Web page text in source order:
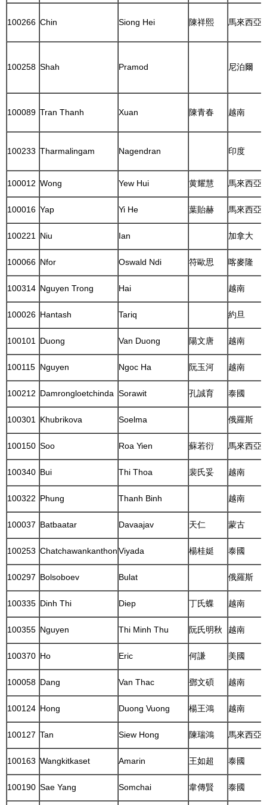
100266 Chin Siong Hei 陳祥熙 馬來西亞
100258 Shah Pramod 尼泊爾
100089 Tran Thanh Xuan 陳青春 越南
100233 Tharmalingam Nagendran 印度
100012 Wong Yew Hui 黄耀慧 馬來西亞
100016 Yap Yi He 葉貽赫 馬來西亞
100221 Niu Ian 加拿大
100066 Nfor Oswald Ndi 符歐思 喀麥隆
100314 Nguyen Trong Hai 越南
100026 Hantash Tariq 約旦
100101 Duong Van Duong 陽文唐 越南
100115 Nguyen Ngoc Ha 阮玉河 越南
100212 Damrongloetchinda Sorawit 孔誠育 泰國
100301 Khubrikova Soelma 俄羅斯
100150 Soo Roa Yien 蘇若衍 馬來西亞
100340 Bui Thi Thoa 裴氏妥 越南
100322 Phung Thanh Binh 越南
100037 Batbaatar Davaajav 天仁 蒙古
100253 ChatchawankanthonViyada 楊桂娗 泰國
100297 Bolsoboev Bulat 俄羅斯
100335 Dinh Thi Diep 丁氏蝶 越南
100355 Nguyen Thi Minh Thu 阮氏明秋 越南
100370 Ho Eric 何謙 美國
100058 Dang Van Thac 鄧文碩 越南
100124 Hong Duong Vuong 楊王鴻 越南
100127 Tan Siew Hong 陳瑞鴻 馬來西亞
100163 Wangkitkaset Amarin 王如超 泰國
100190 Sae Yang Somchai 韋傳賢 泰國